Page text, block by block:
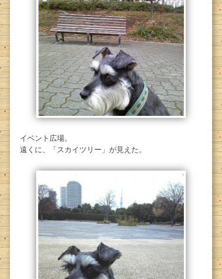
イベント広場。
遠くに、「スカイツリー」が見えた。